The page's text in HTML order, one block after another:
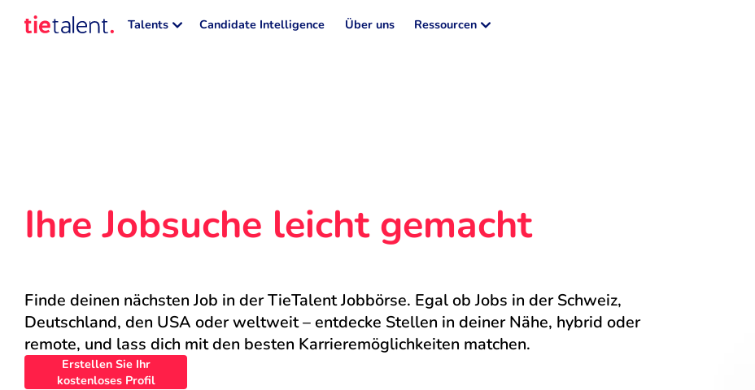
Talents Candidate Intelligence Über uns Ressourcen
Ihre Jobsuche leicht gemacht
Finde deinen nächsten Job in der TieTalent Jobbörse. Egal ob Jobs in der Schweiz,
Deutschland, den USA oder weltweit – entdecke Stellen in deiner Nähe, hybrid oder
remote, und lass dich mit den besten Karrieremöglichkeiten matchen.
Erstellen Sie Ihr
kostenloses Profil